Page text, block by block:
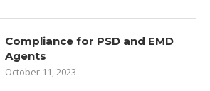
Compliance for PSD and EMD
Agents
October 11, 2023